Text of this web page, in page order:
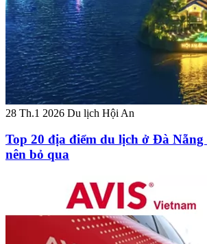
28 Th.1 2026 Du lịch Hội An
Top 20 địa điểm du lịch ở Đà
nên bỏ qua